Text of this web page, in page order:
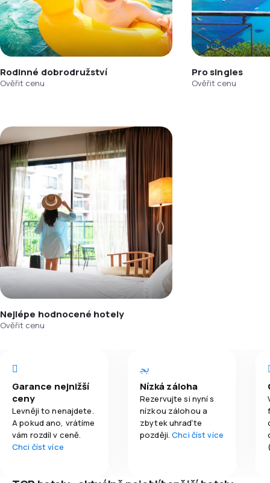
Rodinné dobrodružství
Ověřit cenu
Pro singles
Ověřit cenu
Nejlépe hodnocené hotely
Ověřit cenu
Garance nejnižší
ceny
Levněji to nenajdete.
A pokud ano, vrátíme
vám rozdíl v ceně.
Chci číst více
Nízká záloha
Rezervujte si nyní s
nízkou zálohou a
zbytek uhraďte
později.Chci číst více